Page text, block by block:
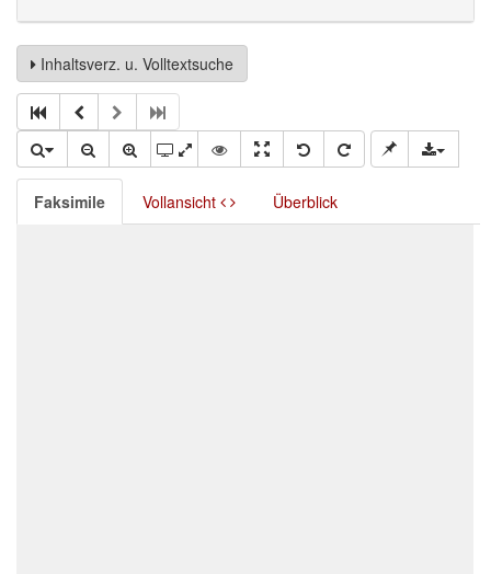
Inhaltsverz. u. Volltextsuche
Faksimile Vollansicht Überblick